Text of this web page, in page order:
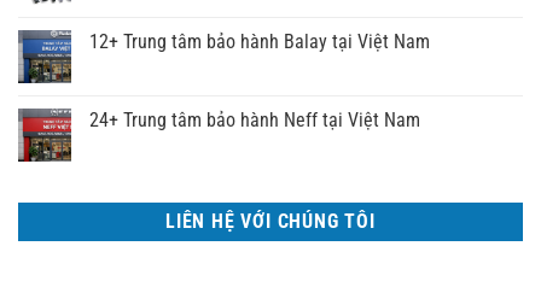
12+ Trung tâm bảo hành Balay tại Việt Nam
24+ Trung tâm bảo hành Neff tại Việt Nam
LIÊN HỆ VỚI CHÚNG TÔI